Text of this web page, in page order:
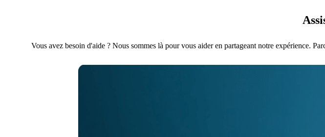
Vous avez besoin d'aide ? Nous sommes là pour vous aider en partageant notre expérience.